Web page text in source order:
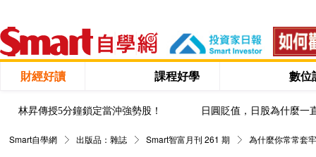
財經好讀 課程好學 數位
林昇傳授5分鐘鎖定當沖強勢股！ 日圓貶值，日股為什麼一
Smart自學網 出版品：雜誌 Smart智富月刊 261 期 為什麼你常常套